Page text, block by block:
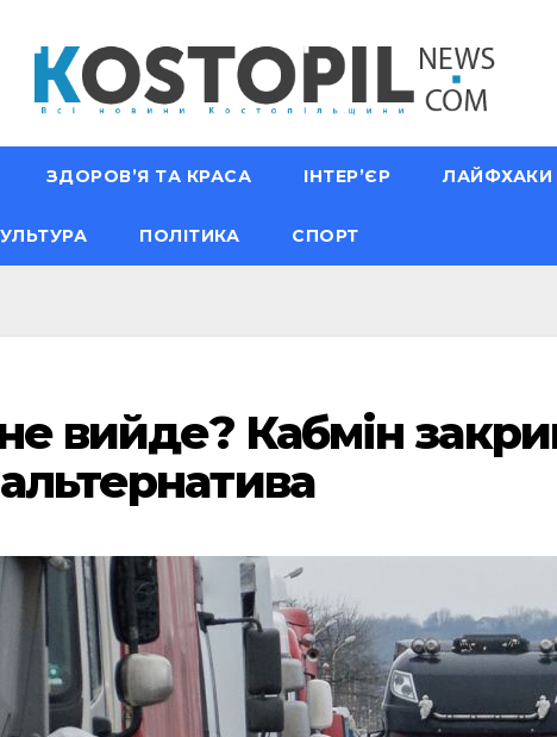
ЗДОРОВ’Я ТА КРАСА ІНТЕР’ЄР ЛАЙФХАКИ
ПОЛІТИКА СПОРТ
вийде? Кабмін